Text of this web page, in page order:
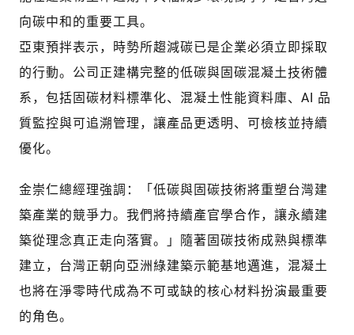
向碳中和的重要工具。
亞東預拌表示，時勢所趨減碳已是企業必須立即採取
的行動。公司正建構完整的低碳與固碳混凝土技術體
系，包括固碳材料標準化、混凝土性能資料庫、AI 品
質監控與可追溯管理，讓產品更透明、可檢核並持續
優化。
金崇仁總經理強調：「低碳與固碳技術將重塑台灣建
築產業的競爭力。我們將持續產官學合作，讓永續建
築從理念真正走向落實。」隨著固碳技術成熟與標準
建立，台灣正朝向亞洲綠建築示範基地邁進，混凝土
也將在淨零時代成為不可或缺的核心材料扮演最重要
的角色。